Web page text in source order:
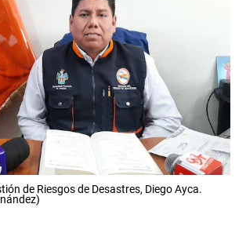
de Riesgos de Desastres, Diego Ayca.